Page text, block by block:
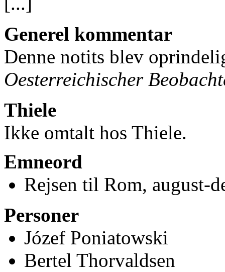
Generel kommentar
Denne notits blev
Oesterreichischer
Thiele
Ikke omtalt hos Thiele.
Emneord
Rejsen til Rom, august-
Personer
Józef Poniatowski
Bertel Thorvaldsen